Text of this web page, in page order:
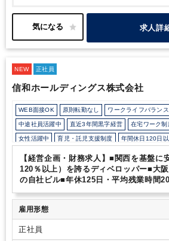
ワークライフバランスを保ちながら腰を据
く安定感があります。
■詳細の上場を見据
に努めており、ワークライフバランスを重
以下、有給取得率は全社約80％とWLBが
電力仲介だけでなく、自社発電所を有しな
会的な電力業界への注目も受けて更なる成
求人詳
NEW 正社員
信和ホールディングス株式会社
WEB面接OK 原則転勤なし ワークライフバランス
中途社員活躍中 直近3年間黒字経営 在宅ワーク制
女性活躍中 育児・託児支援制度 年間休日120日
【経営企画・財務求人】■関西を基盤に
120％以上）を誇るディベロッパー■大
の自社ビル■年休125日・平均残業時間
雇用形態
正社員